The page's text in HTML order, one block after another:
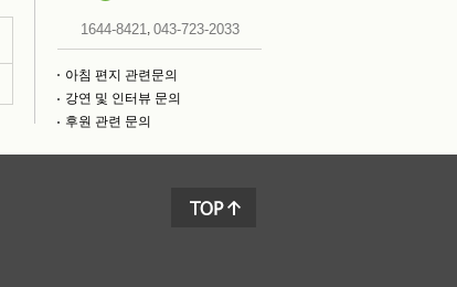
1644-8421, 043-723-2033
아침 편지 관련문의
강연 및 인터뷰 문의
후원 관련 문의